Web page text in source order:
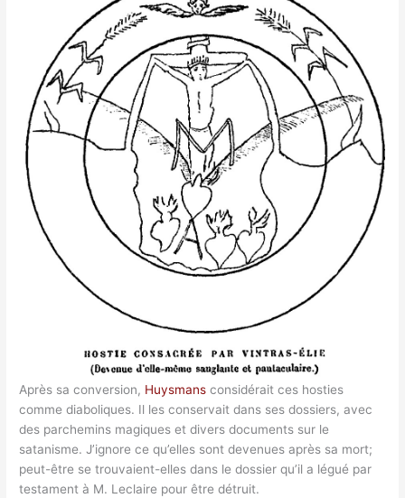
Après sa conversion, Huysmans considérait ces hosties
comme diaboliques. Il les conservait dans ses dossiers, avec
des parchemins magiques et divers documents sur le
satanisme. J’ignore ce qu’elles sont devenues après sa mort;
peut-être se trouvaient-elles dans le dossier qu’il a légué par
testament à M. Leclaire pour être détruit.